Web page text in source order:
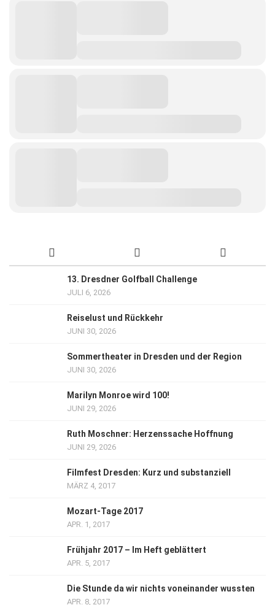
13. Dresdner Golfball Challenge
JULI 6, 2026
Reiselust und Rückkehr
JUNI 30, 2026
Sommertheater in Dresden und der Region
JUNI 30, 2026
Marilyn Monroe wird 100!
JUNI 29, 2026
Ruth Moschner: Herzenssache Hoffnung
JUNI 29, 2026
Filmfest Dresden: Kurz und substanziell
MÄRZ 4, 2017
Mozart-Tage 2017
APR. 1, 2017
Frühjahr 2017 – Im Heft geblättert
APR. 5, 2017
Die Stunde da wir nichts voneinander wussten
APR. 8, 2017